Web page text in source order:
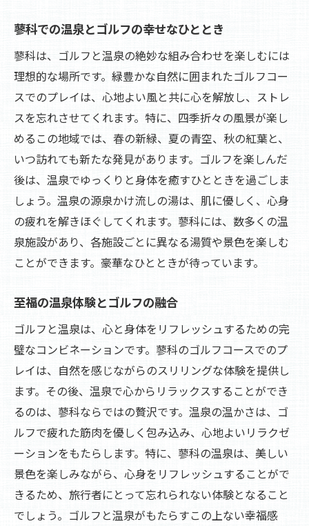
蓼科での温泉とゴルフの幸せなひととき
蓼科は、ゴルフと温泉の絶妙な組み合わせを楽しむには
理想的な場所です。緑豊かな自然に囲まれたゴルフコー
スでのプレイは、心地よい風と共に心を解放し、ストレ
スを忘れさせてくれます。特に、四季折々の風景が楽し
めるこの地域では、春の新緑、夏の青空、秋の紅葉と、
いつ訪れても新たな発見があります。ゴルフを楽しんだ
後は、温泉でゆっくりと身体を癒すひとときを過ごしま
しょう。温泉の源泉かけ流しの湯は、肌に優しく、心身
の疲れを解きほぐしてくれます。蓼科には、数多くの温
泉施設があり、各施設ごとに異なる湯質や景色を楽しむ
ことができます。豪華なひとときが待っています。
至福の温泉体験とゴルフの融合
ゴルフと温泉は、心と身体をリフレッシュするための完
璧なコンビネーションです。蓼科のゴルフコースでのプ
レイは、自然を感じながらのスリリングな体験を提供し
ます。その後、温泉で心からリラックスすることができ
るのは、蓼科ならではの贅沢です。温泉の温かさは、ゴ
ルフで疲れた筋肉を優しく包み込み、心地よいリラクゼ
ーションをもたらします。特に、蓼科の温泉は、美しい
景色を楽しみながら、心身をリフレッシュすることがで
きるため、旅行者にとって忘れられない体験となること
でしょう。ゴルフと温泉がもたらすこの上ない幸福感